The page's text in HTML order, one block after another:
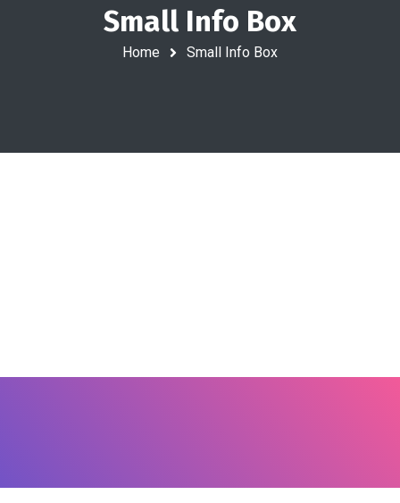
Small Info Box
Home Small Info Box